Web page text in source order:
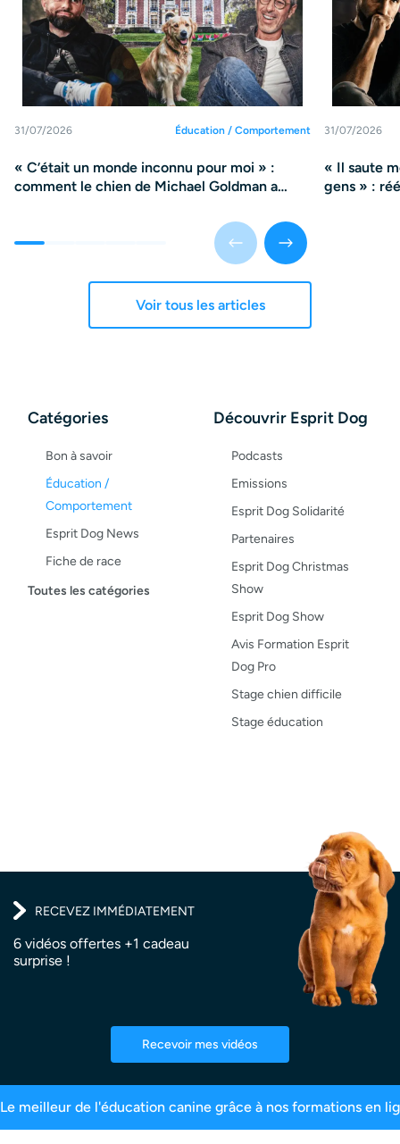
Catégories
Bon à savoir
Éducation /
Comportement
Esprit Dog News
Fiche de race
Maladies du chien
Toutes les catégories
Découvrir Esprit Dog
Podcasts
Emissions
Esprit Dog Solidarité
Partenaires
Esprit Dog Christmas
Show
Esprit Dog Show
Avis Formation Esprit
Dog Pro
Stage chien difficile
Stage éducation
31/07/2026 Éducation / Comportement
« C’était un monde inconnu pour moi » :
comment le chien de Michael Goldman a
31/07/2026
« Il saute
gens » :
Voir tous les articles
RECEVEZ IMMÉDIATEMENT
6 vidéos offertes +1 cadeau
surprise !
Recevoir mes vidéos
99,6% de satisfaction 2,5 millions